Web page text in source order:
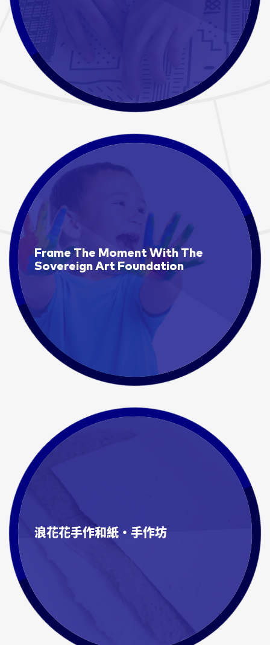
Frame The Moment With The
Sovereign Art Foundation
浪花花手作和紙・手作坊